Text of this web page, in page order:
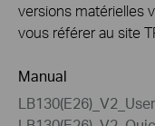
versions matérielles
vous référer au site
Manual